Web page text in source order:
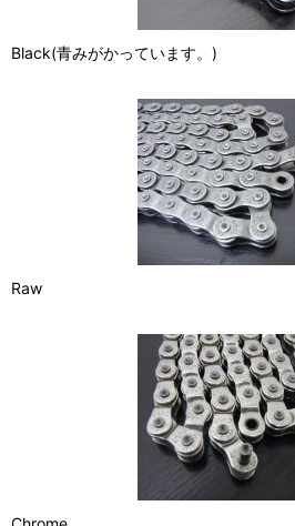
Black(青みがかっています。)
Raw